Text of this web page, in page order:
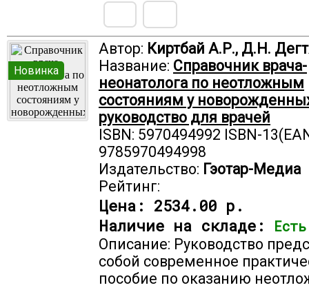
Новинка
Автор: Киртбай А.Р., Д.Н.
Название: Справочник врача-
неонатолога по неотложным
состояниям у
руководство для врачей
ISBN: 5970494992 ISBN-
9785970494998
Издательство: Гэотар-Медиа
Рейтинг:
Цена: 2534.00 р.
Наличие на складе:
Описание: Руководство
собой современное
пособие по оказанию